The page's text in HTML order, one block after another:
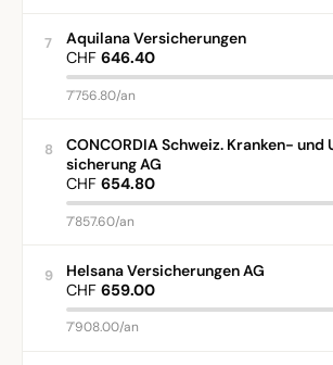
7
Aquilana Versicherungen
CHF 646.40
7'756.80/an
8
CONCORDIA Schweiz. Kranken-
sicherung AG
CHF 654.80
7'857.60/an
9
Helsana Versicherungen AG
CHF 659.00
7'908.00/an